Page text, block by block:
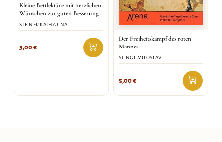
Kleine Bettlektüre mit herzlichen
Wünschen zur guten Besserung
STEINER KATHARINA
5,00€
Der Freiheitskampf des roten
Mannes
STINGL MILOSLAV
5,00€